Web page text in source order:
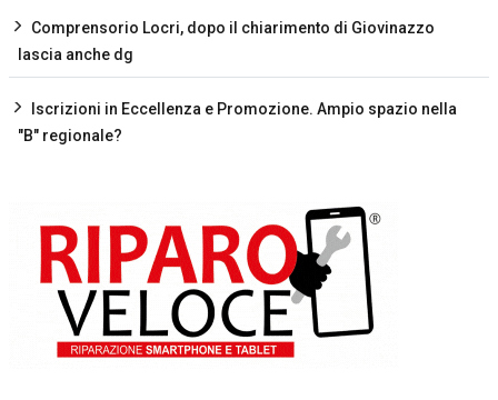
Comprensorio Locri, dopo il chiarimento di Giovinazzo
lascia anche dg
Iscrizioni in Eccellenza e Promozione. Ampio spazio nella
"B" regionale?